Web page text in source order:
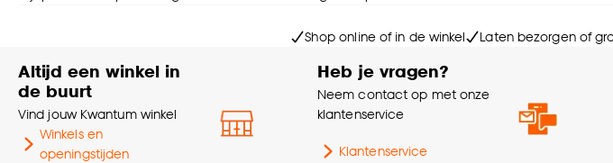
Shop online of in de winkel Laten bezorgen of
Altijd een winkel in
de buurt
Vind jouw Kwantum winkel
Winkels en
openingstijden
Heb je vragen?
Neem contact op met onze
klantenservice
Klantenservice